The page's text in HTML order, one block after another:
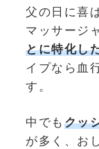
父の日に喜
マッサージ
とに特化し
イプなら血
す。
中でも クッ
が多く、お